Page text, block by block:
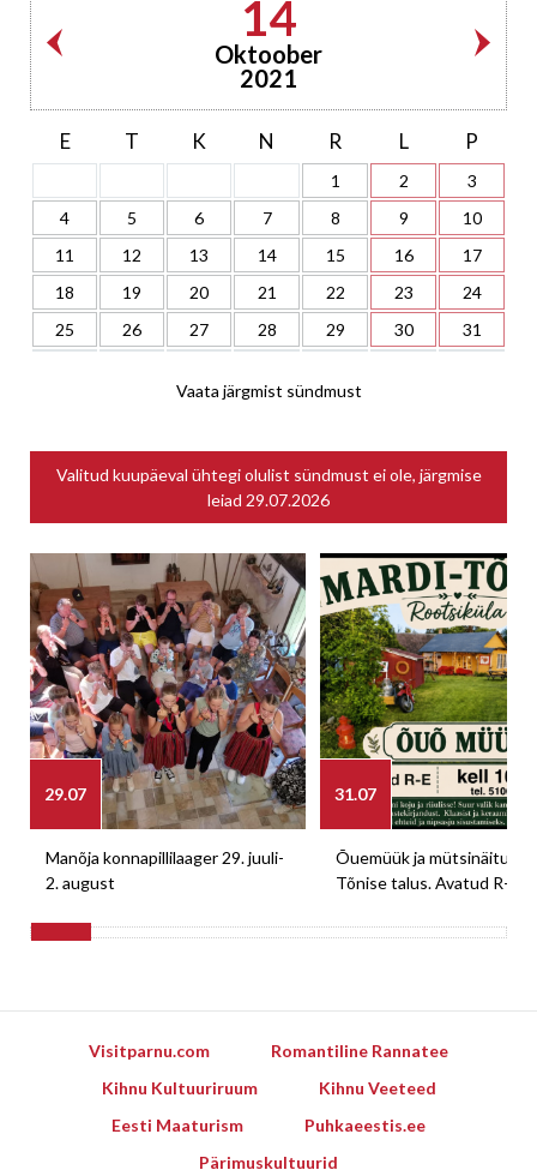
14
Oktoober
2021
E T K N R L P
1 2
3
4
5 6 7 8 9
10
11
12 13 14 15 16
17
18
19 20 21 22 23
24
25
26 27 28 29 30 31
Vaata järgmist sündmust
Valitud kuupäeval ühtegi olulist sündmust ei ole, järgmise
leiad 29.07.2026
29.07
Manõja konnapillilaager 29. juuli-
2. august
31.07
Õuemüük ja mütsinäitus
Tõnise talus. Avatud R-E
Visitparnu.com
Romantiline Rannatee
Kihnu Kultuuriruum
Kihnu Veeteed
Eesti Maaturism
Puhkaeestis.ee
Pärimuskultuurid